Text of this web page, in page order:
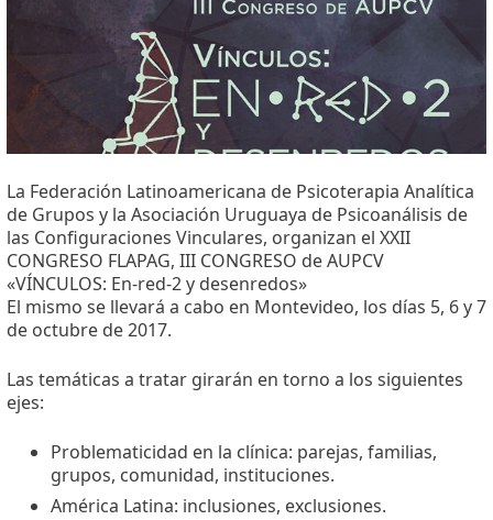
La Federación Latinoamericana de Psicoterapia Analítica
de Grupos y la Asociación Uruguaya de Psicoanálisis de
las Configuraciones Vinculares, organizan el XXII
CONGRESO FLAPAG, III CONGRESO de AUPCV
«VÍNCULOS: En-red-2 y desenredos»
El mismo se llevará a cabo en Montevideo, los días 5, 6 y 7
de octubre de 2017.
Las temáticas a tratar girarán en torno a los siguientes
ejes:
Problematicidad en la clínica: parejas, familias,
grupos, comunidad, instituciones.
América Latina: inclusiones, exclusiones.